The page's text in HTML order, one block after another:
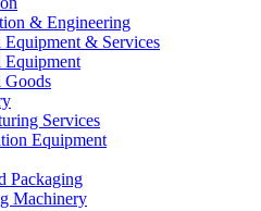
& Engineering
Equipment & Services
Equipment
Goods
Services
Equipment
Packaging
Machinery